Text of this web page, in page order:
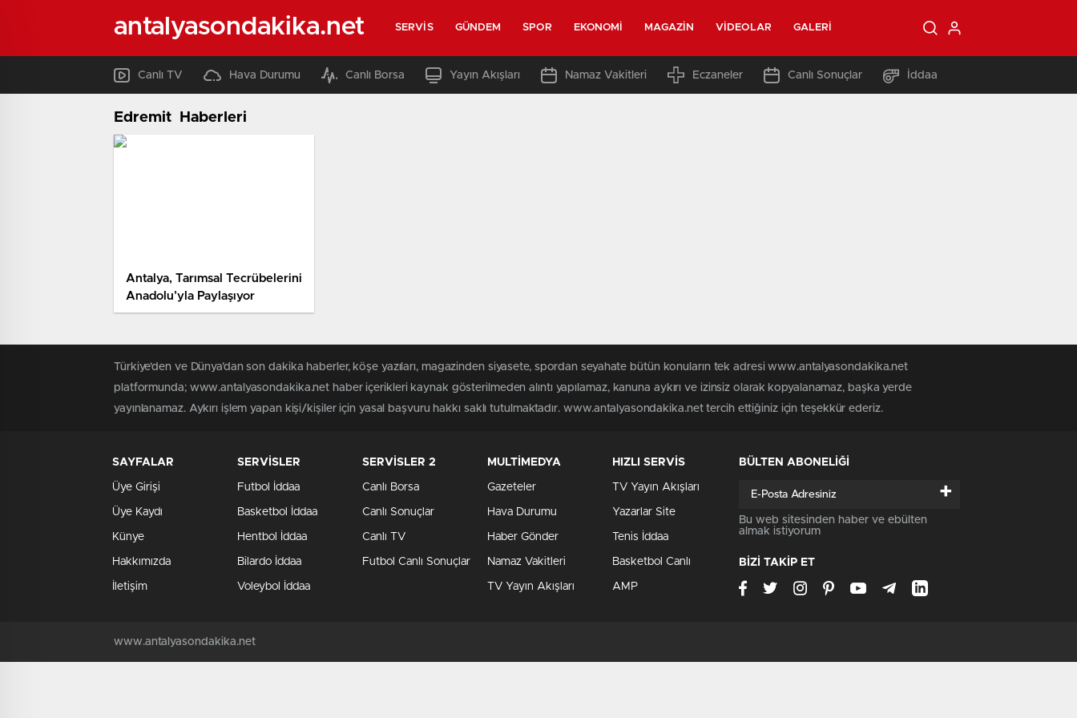
antalyasondakika.net SERVIS GÜNDEM SPOR EKONOMI MAGAZIN VIDEOLAR GALERI
Canlı TV Hava Durumu Canlı Borsa Yayın Akışları Namaz Vakitleri Eczaneler Canlı Sonuçlar İddaa
Edremit Haberleri
Antalya, Tarımsal Tecrübelerini
Anadolu’yla Paylaşıyor
Türkiye'den ve Dünya’dan son dakika haberler, köşe yazıları, magazinden siyasete, spordan seyahate bütün konuların tek adresi www.antalyasondakika.net
platformunda; www.antalyasondakika.net haber içerikleri kaynak gösterilmeden alıntı yapılamaz, kanuna aykırı ve izinsiz olarak kopyalanamaz, başka yerde
yayınlanamaz. Aykırı işlem yapan kişi/kişiler için yasal başvuru hakkı saklı tutulmaktadır. www.antalyasondakika.net tercih ettiğiniz için teşekkür ederiz.
SAYFALAR
Üye Girişi
Üye Kaydı
Künye
Hakkımızda
İletişim
SERVİSLER
Futbol İddaa
Basketbol İddaa
Hentbol İddaa
Bilardo İddaa
Voleybol İddaa
SERVİSLER 2
Canlı Borsa
Canlı Sonuçlar
Canlı TV
Futbol Canlı Sonuçlar
MULTİMEDYA
Gazeteler
Hava Durumu
Haber Gönder
Namaz Vakitleri
TV Yayın Akışları
HIZLI SERVİS
TV Yayın Akışları
Yazarlar Site
Tenis İddaa
Basketbol Canlı
AMP
BÜLTEN ABONELİĞİ
+
Bu web sitesinden haber ve ebülten
almak istiyorum
BİZİ TAKİP ET
www.antalyasondakika.net